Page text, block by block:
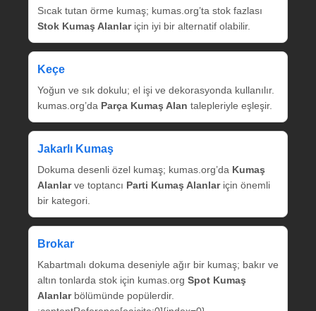
Sıcak tutan örme kumaş; kumas.org’ta stok fazlası
Stok Kumaş Alanlariçin iyi bir alternatif olabilir.
Keçe
Yoğun ve sık dokulu; el işi ve dekorasyonda kullanılır.
kumas.org’da Parça Kumaş Alan talepleriyle eşleşir.
Jakarlı Kumaş
Dokuma desenli özel kumaş; kumas.org’da Kumaş
Alanlarve toptancı Parti Kumaş Alanlariçin önemli
bir kategori.
Brokar
Kabartmalı dokuma deseniyle ağır bir kumaş; bakır ve
altın tonlarda stok için kumas.org Spot Kumaş
Alanlarbölümünde popülerdir.